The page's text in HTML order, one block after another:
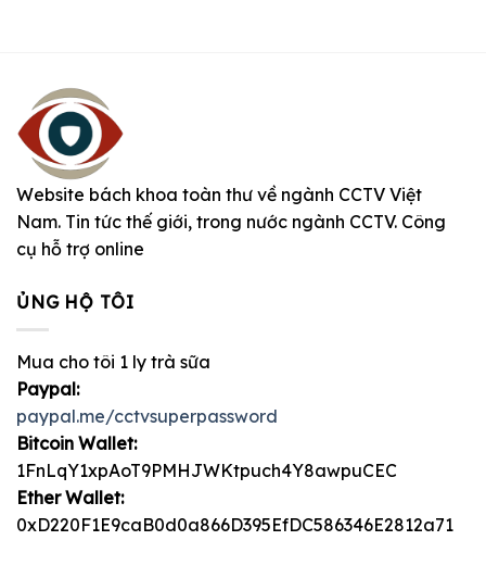
Website bách khoa toàn thư về ngành CCTV Việt
Nam. Tin tức thế giới, trong nước ngành CCTV. Công
cụ hỗ trợ online
ỦNG HỘ TÔI
Mua cho tôi 1 ly trà sữa
Paypal:
paypal.me/cctvsuperpassword
Bitcoin Wallet:
1FnLqY1xpAoT9PMHJWKtpuch4Y8awpuCEC
Ether Wallet:
0xD220F1E9caB0d0a866D395EfDC586346E2812a71